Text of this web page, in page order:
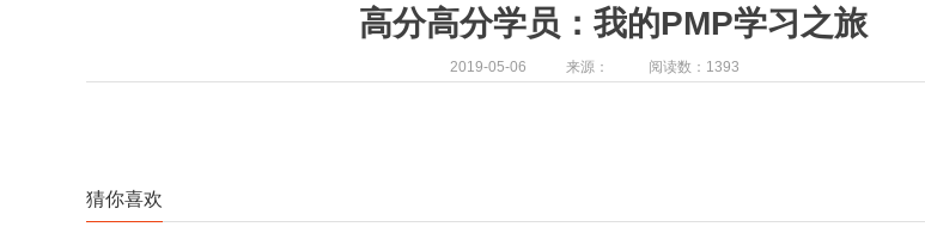
高分高分学员：我的PMP学习之旅
2019-05-06 来源： 阅读数：1393
猜你喜欢